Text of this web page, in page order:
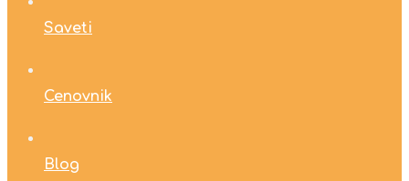
Saveti
Cenovnik
Blog